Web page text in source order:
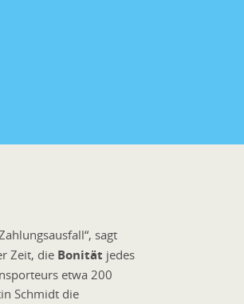
sagt
Zeit, die Bonität jedes
etwa 200
Schmidt die